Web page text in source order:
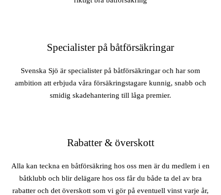
Specialister på båtförsäkringar
Svenska Sjö är specialister på båtförsäkringar och har som
ambition att erbjuda våra försäkringstagare kunnig, snabb och
smidig skadehantering till låga premier.
Rabatter & överskott
Alla kan teckna en båtförsäkring hos oss men är du medlem i en
båtklubb och blir delägare hos oss får du både ta del av bra
rabatter och det överskott som vi gör på eventuell vinst varje år,